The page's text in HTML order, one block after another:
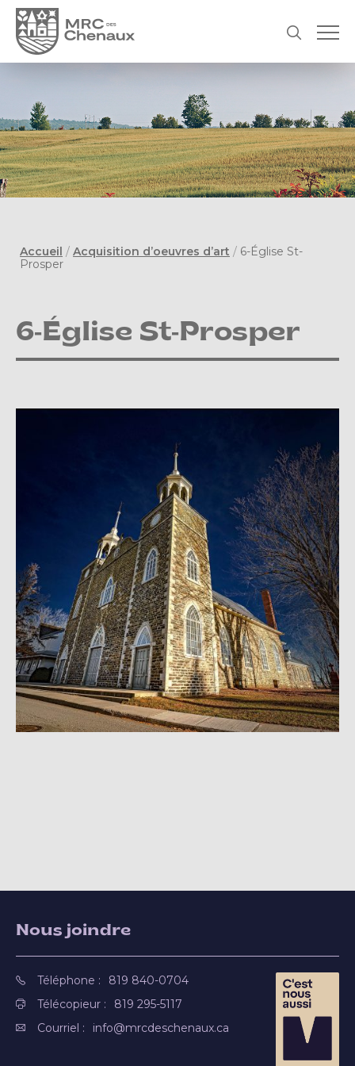
Accueil / Acquisition d’oeuvres d’art / 6-Église St-
Prosper
6-Église St-Prosper
Nous joindre
Téléphone :
819 840-0704
Télécopieur :
819 295-5117
Courriel :
info@mrcdeschenaux.ca